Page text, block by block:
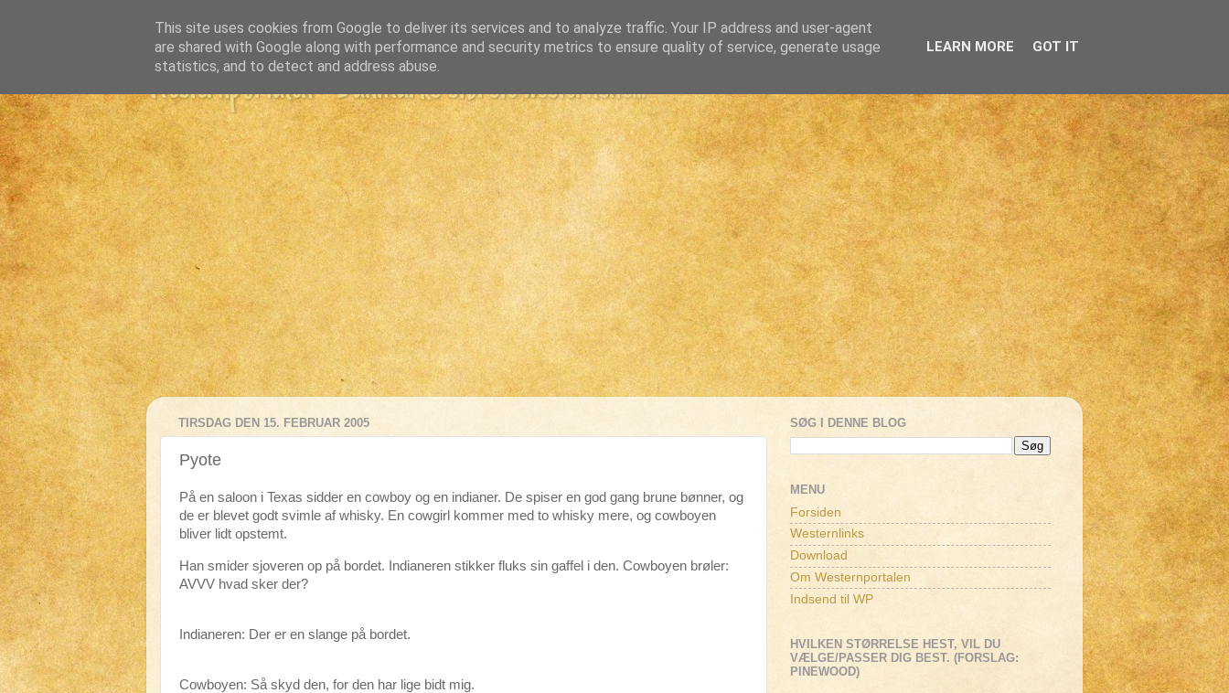
Westernportalen - Danmarks største westernsite...
TIRSDAG DEN 15. FEBRUAR 2005
Pyote
På en saloon i Texas sidder en cowboy og en indianer. De spiser en god gang brune bønner, og
de er blevet godt svimle af whisky. En cowgirl kommer med to whisky mere, og cowboyen
bliver lidt opstemt.
Han smider sjoveren op på bordet. Indianeren stikker fluks sin gaffel i den. Cowboyen brøler:
AVVV hvad sker der?
Indianeren: Der er en slange på bordet.
Cowboyen: Så skyd den, for den har lige bidt mig.
SØG I DENNE BLOG
MENU
Forsiden
Westernlinks
Download
Om Westernportalen
Indsend til WP
HVILKEN STØRRELSE HEST, VIL DU
VÆLGE/PASSER DIG BEST. (FORSLAG:
PINEWOOD)
This site uses cookies from Google to deliver its services and to analyze traffic. Your IP address and user-agent
are shared with Google along with performance and security metrics to ensure quality of service, generate usage
statistics, and to detect and address abuse.
LEARN MORE GOT IT